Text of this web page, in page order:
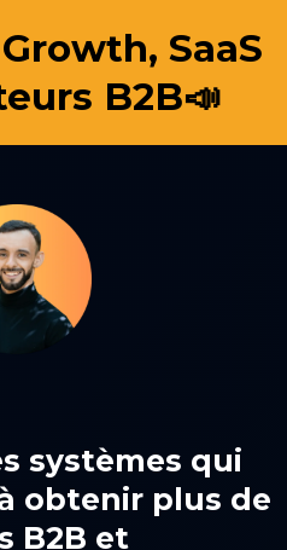
SaaS
B2B📣
systèmes qui
obtenir plus de
B2B et